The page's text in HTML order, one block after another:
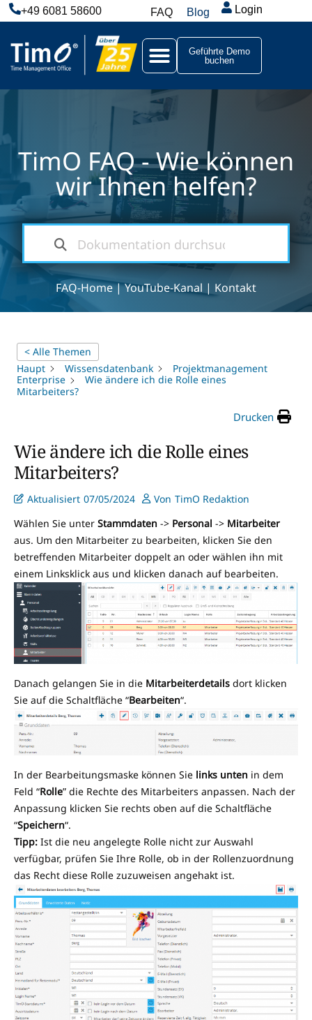
+49 6081 58600 FAQ Blog Login
Geführte Demo
buchen
TimO FAQ - Wie können
wir Ihnen helfen?
FAQ-Home|YouTube-Kanal | Kontakt
< Alle Themen
Haupt
Wissensdatenbank
Projektmanagement
Enterprise
Wie ändere ich die Rolle eines
Mitarbeiters?
Drucken
Wie ändere ich die Rolle eines
Mitarbeiters?
Aktualisiert 07/05/2024 Von TimO Redaktion
Wählen Sie unter Stammdaten -> Personal -> Mitarbeiter
aus. Um den Mitarbeiter zu bearbeiten, klicken Sie den
betreffenden Mitarbeiter doppelt an oder wählen ihn mit
einem Linksklick aus und klicken danach auf bearbeiten.
Danach gelangen Sie in die Mitarbeiterdetails dort klicken
Sie auf die Schaltfläche “Bearbeiten“.
In der Bearbeitungsmaske können Sie links unten in dem
Feld “Rolle” die Rechte des Mitarbeiters anpassen. Nach der
Anpassung klicken Sie rechts oben auf die Schaltfläche
“Speichern“.
Tipp: Ist die neu angelegte Rolle nicht zur Auswahl
verfügbar, prüfen Sie Ihre Rolle, ob in der Rollenzuordnung
das Recht diese Rolle zuzuweisen angehakt ist.